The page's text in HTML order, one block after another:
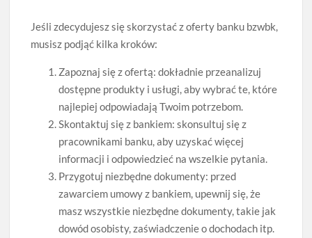
Jeśli zdecydujesz się skorzystać z oferty banku bzwbk,
musisz podjąć kilka kroków:
Zapoznaj się z ofertą: dokładnie przeanalizuj
dostępne produkty i usługi, aby wybrać te, które
najlepiej odpowiadają Twoim potrzebom.
Skontaktuj się z bankiem: skonsultuj się z
pracownikami banku, aby uzyskać więcej
informacji i odpowiedzieć na wszelkie pytania.
Przygotuj niezbędne dokumenty: przed
zawarciem umowy z bankiem, upewnij się, że
masz wszystkie niezbędne dokumenty, takie jak
dowód osobisty, zaświadczenie o dochodach itp.